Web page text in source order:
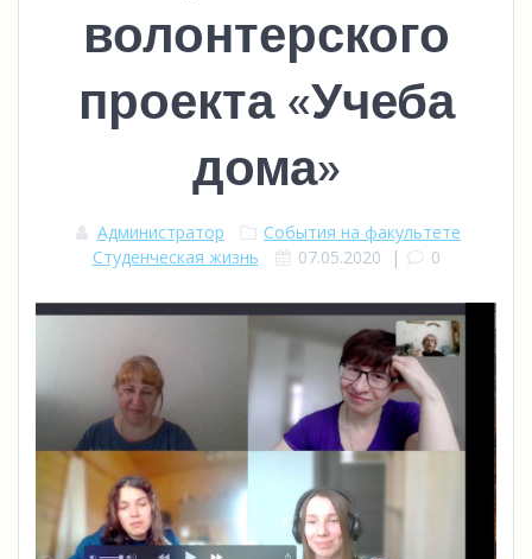
волонтерского
проекта «Учеба
дома»
Администратор
События на факультете
Студенческая жизнь
07.05.2020 | 0